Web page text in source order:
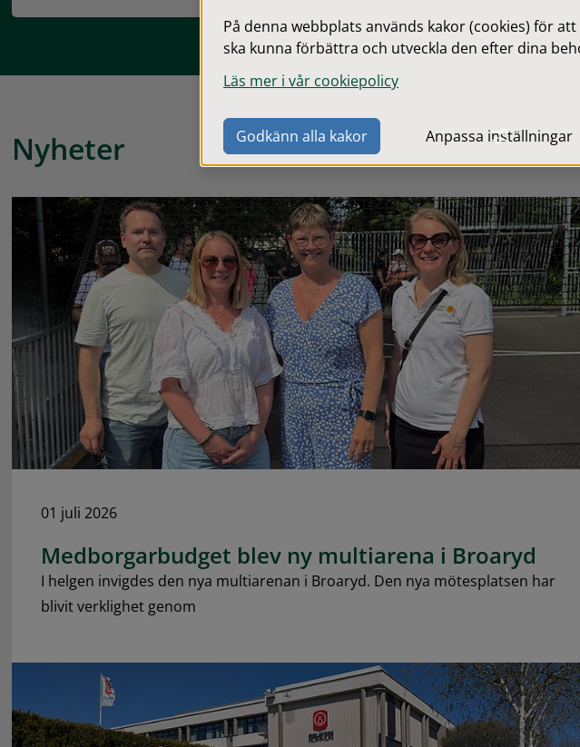
Nyheter
01 juli 2026
Medborgarbudget blev ny multiarena i Broaryd
I helgen invigdes den nya multiarenan i Broaryd. Den nya mötesplatsen har
blivit verklighet genom
På denna webbplats används kakor (cookies) för
ska kunna förbättra och utveckla den efter dina
Läs mer i vår cookiepolicy
Godkänn alla kakor Anpassa inställningar